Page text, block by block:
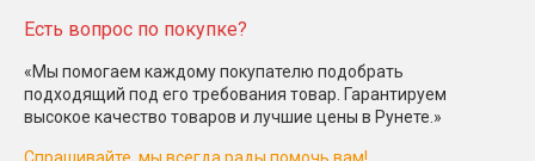
Есть вопрос по покупке?
«Мы помогаем каждому покупателю подобрать
подходящий под его требования товар. Гарантируем
высокое качество товаров и лучшие цены в Рунете.»
Спрашивайте, мы всегда рады помочь вам!